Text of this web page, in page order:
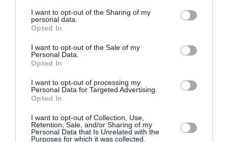
I want to opt-out of the Sharing of my
personal data.
Opted In
I want to opt-out of the Sale of my
Personal Data.
Opted In
I want to opt-out of processing my
Personal Data for Targeted Advertising.
Opted In
I want to opt-out of Collection, Use,
Retention, Sale, and/or Sharing of my
Personal Data that Is Unrelated with the
Purposes for which it was collected.
STIRI DIASPORA STIRI ITALIA
Articolul anterior